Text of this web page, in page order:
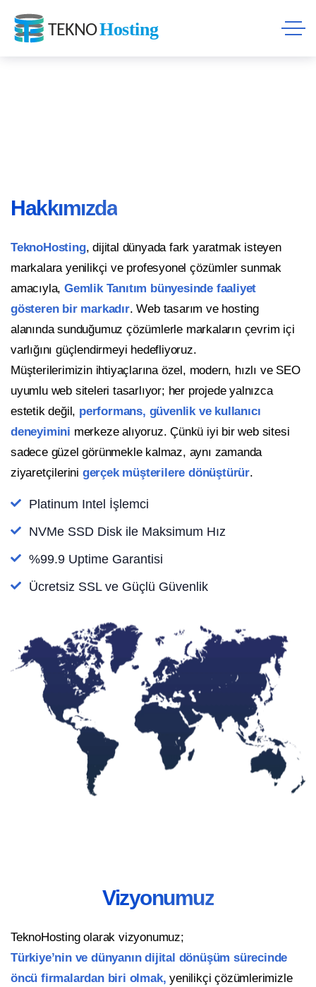
Hakkımızda
TeknoHosting, dijital dünyada fark yaratmak isteyen
markalara yenilikçi ve profesyonel çözümler sunmak
amacıyla,Gemlik Tanıtım bünyesinde faaliyet
gösteren bir markadır. Web tasarım ve hosting
alanında sunduğumuz çözümlerle markaların çevrim içi
varlığını güçlendirmeyi hedefliyoruz.
Müşterilerimizin ihtiyaçlarına özel, modern, hızlı ve SEO
uyumlu web siteleri tasarlıyor; her projede yalnızca
estetik değil, performans, güvenlik ve kullanıcı
deneyimini merkeze alıyoruz. Çünkü iyi bir web sitesi
sadece güzel görünmekle kalmaz, aynı zamanda
ziyaretçilerini gerçek müşterilere dönüştürür.
Platinum Intel İşlemci
NVMe SSD Disk ile Maksimum Hız
%99.9 Uptime Garantisi
Ücretsiz SSL ve Güçlü Güvenlik
Vizyonumuz
TeknoHosting olarak vizyonumuz;
Türkiye’nin ve dünyanın dijital dönüşüm sürecinde
öncü firmalardan biri olmak, yenilikçi çözümlerimizle